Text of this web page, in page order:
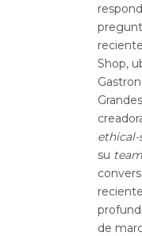
Shop,
ethical-
su team
de